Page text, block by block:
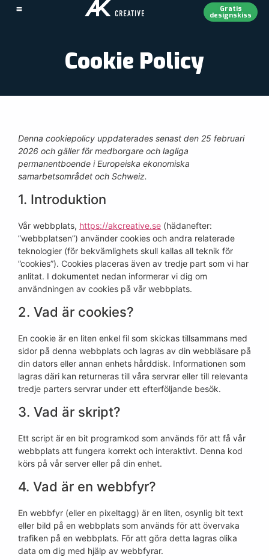
Gratis
designskiss
Cookie Policy
Denna cookiepolicy uppdaterades senast den 25 februari
2026 och gäller för medborgare och lagliga
permanentboende i Europeiska ekonomiska
samarbetsområdet och Schweiz.
1. Introduktion
Vår webbplats, https://akcreative.se (hädanefter:
”webbplatsen”) använder cookies och andra relaterade
teknologier (för bekvämlighets skull kallas all teknik för
”cookies”). Cookies placeras även av tredje part som vi har
anlitat. I dokumentet nedan informerar vi dig om
användningen av cookies på vår webbplats.
2. Vad är cookies?
En cookie är en liten enkel fil som skickas tillsammans med
sidor på denna webbplats och lagras av din webbläsare på
din dators eller annan enhets hårddisk. Informationen som
lagras däri kan returneras till våra servrar eller till relevanta
tredje parters servrar under ett efterföljande besök.
3. Vad är skript?
Ett script är en bit programkod som används för att få vår
webbplats att fungera korrekt och interaktivt. Denna kod
körs på vår server eller på din enhet.
4. Vad är en webbfyr?
En webbfyr (eller en pixeltagg) är en liten, osynlig bit text
eller bild på en webbplats som används för att övervaka
trafiken på en webbplats. För att göra detta lagras olika
data om dig med hjälp av webbfyrar.